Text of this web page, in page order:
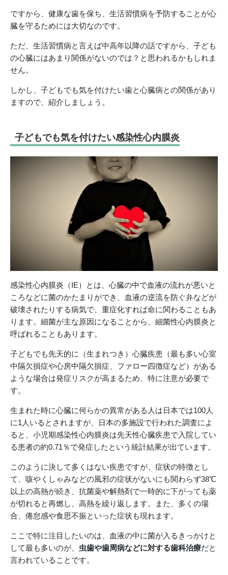
ですから、健康な歯を保ち、生活習慣病を予防することが心
臓を守るためには大切なのです。
ただ、生活習慣病と言えば中高年以降の話ですから、子ども
の心臓にはあまり関係がないのでは？と思われるかもしれま
せん。
しかし、子どもでも気を付けたい歯と心臓病との関係があり
ますので、紹介しましょう。
子どもでも気を付けたい感染性心内膜炎
感染性心内膜炎（IE）とは、心臓の中で血液の流れが悪いと
ころなどに菌のかたまりができ、血液の逆流を防ぐ弁などが
破壊されたりする病気で、重症化すれば命に関わることもあ
ります。細菌が主な原因になることから、細菌性心内膜炎と
呼ばれることもあります。
子どもでも先天的に（生まれつき）心臓疾患（最も多い心室
中隔欠損症や心房中隔欠損症、ファロー四徴症など）がある
ような場合は発症リスクが高まるため、特に注意が必要で
す。
生まれた時に心臓に何らかの異常がある人は日本では100人
に1人いるとされますが、日本の多施設で行われた調査によ
ると、小児期感染性心内膜炎は先天性心臓疾患で入院してい
る患者の約0.71％で発症したという統計結果が出ています。
このように決して多くはない疾患ですが、症状の特徴とし
て、咳やくしゃみなどの風邪の症状がないにも関わらず38℃
以上の高熱が続き、抗菌薬や解熱剤で一時的に下がっても薬
が切れると再燃し、高熱を繰り返します。また、多くの場
合、倦怠感や食思不振といった症状も現れます。
ここで特に注目したいのは、血液の中に菌が入るきっかけと
して最も多いのが、 虫歯や歯周病などに対する歯科治療だと
言われていることです。